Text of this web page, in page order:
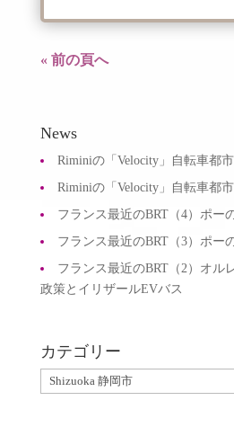
« 前の頁へ
News
Riminiの「Velocity」自転車都市
Riminiの「Velocity」自転車都市
フランス最近のBRT（4）ポー
フランス最近のBRT（3）ポー
フランス最近のBRT（2）オル
政策とイリザールEVバス
カテゴリー
カ
テ